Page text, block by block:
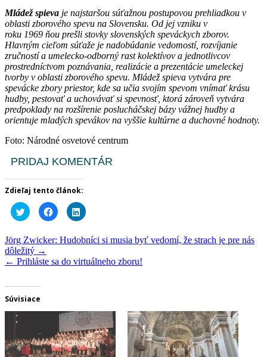
Mládež spieva je najstaršou súťažnou postupovou prehliadkou v
oblasti zborového spevu na Slovensku. Od jej vzniku v
roku 1969 ňou prešli stovky slovenských speváckych zborov.
Hlavným cieľom súťaže je nadobúdanie vedomostí, rozvíjanie
zručností a umelecko-odborný rast kolektívov a jednotlivcov
prostredníctvom poznávania, realizácie a prezentácie umeleckej
tvorby v oblasti zborového spevu. Mládež spieva vytvára pre
spevácke zbory priestor, kde sa učia svojím spevom vnímať krásu
hudby, pestovať a uchovávať si spevnosť, ktorá zároveň vytvára
predpoklady na rozšírenie poslucháčskej bázy vážnej hudby a
orientuje mladých spevákov na vyššie kultúrne a duchovné hodnoty.
Foto: Národné osvetové centrum
PRIDAJ KOMENTÁR
Zdieľaj tento článok:
Kliknite
pre
zdieľanie
službe
Twitter(Otvorí
sa
v
novom
Kliknite
pre
zdieľanie
Facebooku(Otvorí
sa
novom
okne)
Kliknite
pre
službe
LinkedIn(Otvorí
v
novom
Post
navigation
Jörg Zwicker: Hudobníci si musia byť vedomí, že strach je pre nás
dôležitý →
← Prihláste sa do virtuálneho zboru!
Súvisiace